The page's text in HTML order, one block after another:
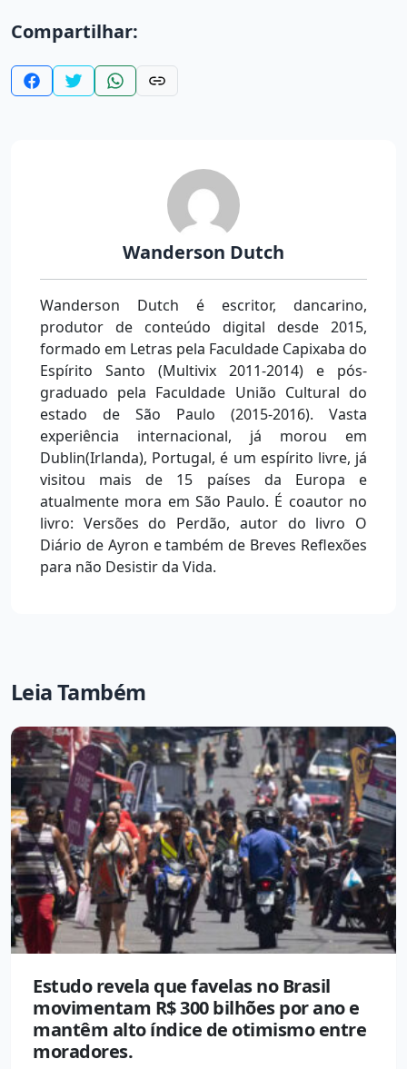
Compartilhar:
Wanderson Dutch
Wanderson Dutch é escritor, dancarino,
produtor de conteúdo digital desde 2015,
formado em Letras pela Faculdade Capixaba do
Espírito Santo (Multivix 2011-2014) e pós-
graduado pela Faculdade União Cultural do
estado de São Paulo (2015-2016). Vasta
experiência internacional, já morou em
Dublin(Irlanda), Portugal, é um espírito livre, já
visitou mais de 15 países da Europa e
atualmente mora em São Paulo. É coautor no
livro: Versões do Perdão, autor do livro O
Diário de Ayron e também de Breves Reflexões
para não Desistir da Vida.
Leia Também
Estudo revela que favelas no Brasil
movimentam R$ 300 bilhões por ano e
mantêm alto índice de otimismo entre
moradores.